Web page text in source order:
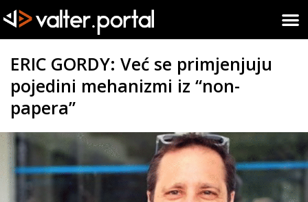
ERIC GORDY: Već se primjenjuju
pojedini mehanizmi iz “non-
papera”